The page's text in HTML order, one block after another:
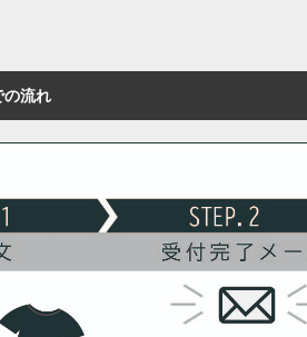
の流れ